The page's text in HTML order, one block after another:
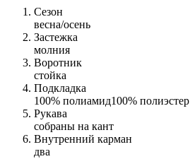
Сезон
весна/осень
Застежка
молния
Воротник
стойка
Подкладка
100% полиамид100% полиэстер
Рукава
собраны на кант
Внутренний карман
два